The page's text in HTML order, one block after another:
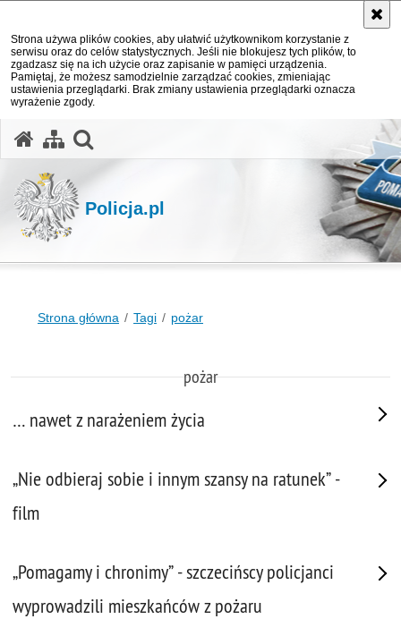
Strona używa plików cookies, aby ułatwić użytkownikom korzystanie z
serwisu oraz do celów statystycznych. Jeśli nie blokujesz tych plików, to
zgadzasz się na ich użycie oraz zapisanie w pamięci urządzenia.
Pamiętaj, że możesz samodzielnie zarządzać cookies, zmieniając
ustawienia przeglądarki. Brak zmiany ustawienia przeglądarki oznacza
wyrażenie zgody.
Policja.pl
Strona główna Tagi pożar
pożar
… nawet z narażeniem życia
„Nie odbieraj sobie i innym szansy na ratunek” -
film
„Pomagamy i chronimy” - szczecińscy policjanci
wyprowadzili mieszkańców z pożaru